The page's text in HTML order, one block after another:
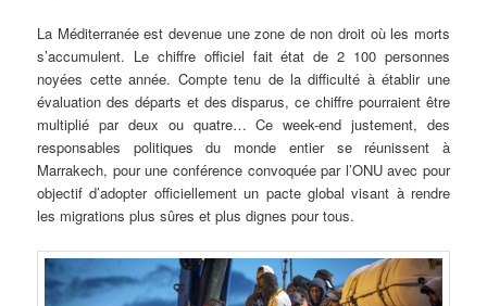
La Méditerranée est devenue une zone de non droit où les morts
s’accumulent. Le chiffre officiel fait état de 2 100 personnes
noyées cette année. Compte tenu de la difficulté à établir une
évaluation des départs et des disparus, ce chiffre pourraient être
multiplié par deux ou quatre… Ce week-end justement, des
responsables politiques du monde entier se réunissent à
Marrakech, pour une conférence convoquée par l’ONU avec pour
objectif d’adopter officiellement un pacte global visant à rendre
les migrations plus sûres et plus dignes pour tous.